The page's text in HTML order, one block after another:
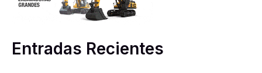
Entradas Recientes